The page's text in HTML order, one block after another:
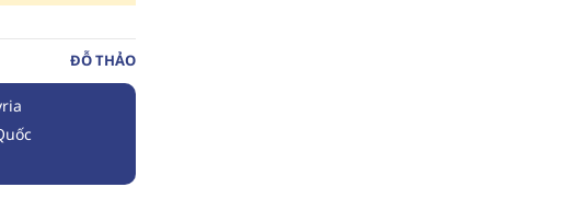
ĐỖ THẢO